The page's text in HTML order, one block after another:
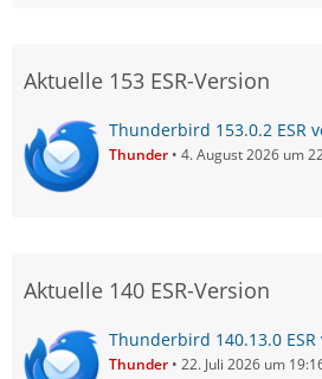
Aktuelle 153 ESR-Version
Thunderbird 153.0.2 ESR
Thunder 4. August 2026 um
Aktuelle 140 ESR-Version
Thunderbird 140.13.0
Thunder 22. Juli 2026 um